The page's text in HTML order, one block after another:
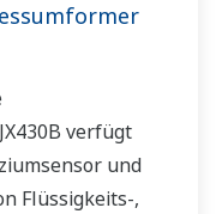
verfügt
und
Flüssigkeits-,